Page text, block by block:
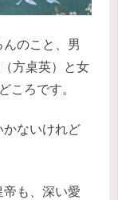
のこと、男
方桌英）と女
ころです。
かないけれど
帝も、深い愛